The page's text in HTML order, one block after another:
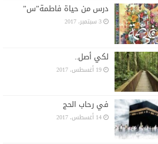
درس من حياة فاطمة”س”
3 سبتمبر، 2017
لكي أصل..
19 أغسطس، 2017
في رحاب الحج
14 أغسطس، 2017